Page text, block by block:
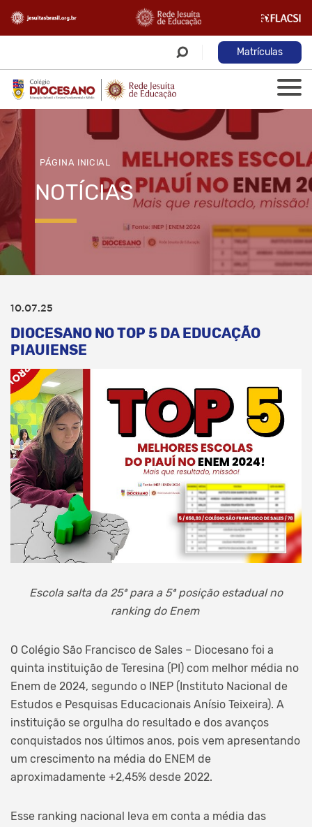
Matrículas
PÁGINA INICIAL
NOTÍCIAS
10.07.25
DIOCESANO NO TOP 5 DA EDUCAÇÃO
PIAUIENSE
Escola salta da 25ª para a 5ª posição estadual no
ranking do Enem
O Colégio São Francisco de Sales – Diocesano foi a
quinta instituição de Teresina (PI) com melhor média no
Enem de 2024, segundo o INEP (Instituto Nacional de
Estudos e Pesquisas Educacionais Anísio Teixeira). A
instituição se orgulha do resultado e dos avanços
conquistados nos últimos anos, pois vem apresentando
um crescimento na média do ENEM de
aproximadamente +2,45% desde 2022.
Esse ranking nacional leva em conta a média das